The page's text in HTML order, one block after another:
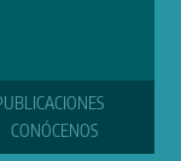
CONÓCENOS